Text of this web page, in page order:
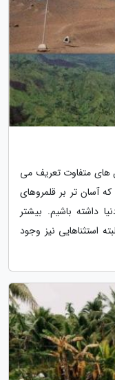
های متفاوت تعریف می
آسان تر بر قلمروهای
داشته باشیم. بیشتر
استثناهایی نیز وجود